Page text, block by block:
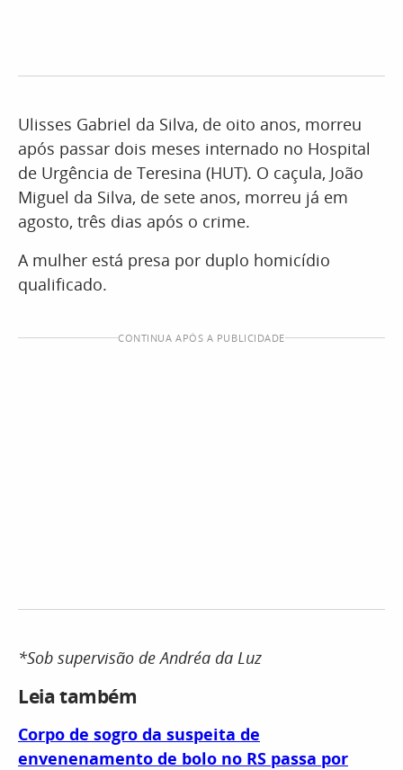
Ulisses Gabriel da Silva, de oito anos, morreu
após passar dois meses internado no Hospital
de Urgência de Teresina (HUT). O caçula, João
Miguel da Silva, de sete anos, morreu já em
agosto, três dias após o crime.
A mulher está presa por duplo homicídio
qualificado.
CONTINUA APÓS A PUBLICIDADE
*Sob supervisão de Andréa da Luz
Leia também
Corpo de sogro da suspeita de
envenenamento de bolo no RS passa por